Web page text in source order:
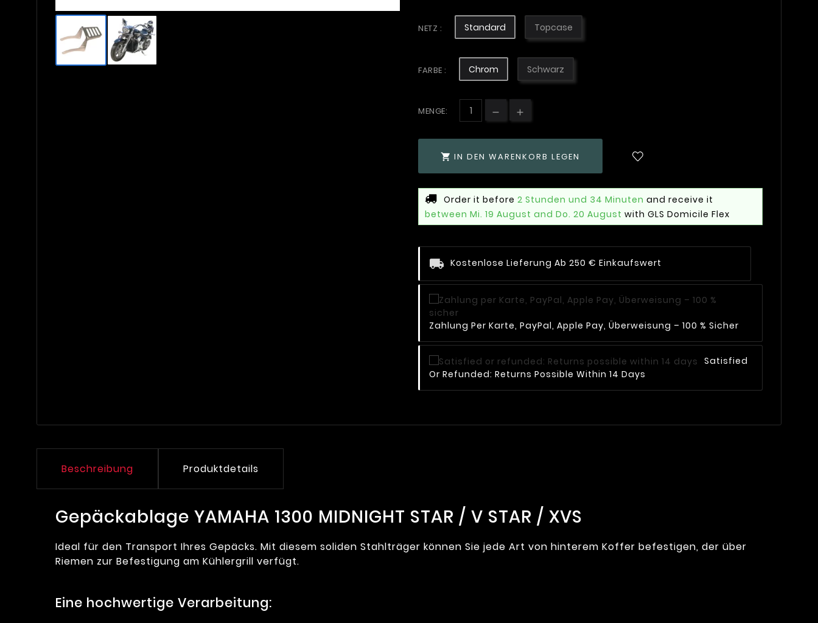
NETZ : Standard Topcase
FARBE : Chrom Schwarz
MENGE:
 IN DEN WARENKORB LEGEN
Order it before 2 Stunden und 34 Minuten and receive it
between Mi. 19 August and Do. 20 August with GLS Domicile Flex
Kostenlose Lieferung Ab 250 € Einkaufswert
Zahlung Per Karte, PayPal, Apple Pay, Überweisung – 100 % Sicher
Satisfied
Or Refunded: Returns Possible Within 14 Days
Beschreibung Produktdetails
Gepäckablage YAMAHA 1300 MIDNIGHT STAR / V STAR / XVS
Ideal für den Transport Ihres Gepäcks. Mit diesem soliden Stahlträger können Sie jede Art von hinterem Koffer befestigen, der über
Riemen zur Befestigung am Kühlergrill verfügt.
Eine hochwertige Verarbeitung: